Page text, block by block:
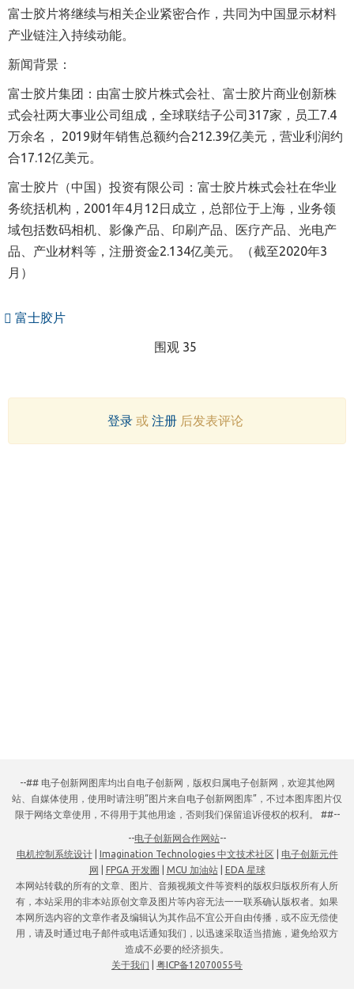
富士胶片将继续与相关企业紧密合作，共同为中国显示材料
产业链注入持续动能。
新闻背景：
富士胶片集团：由富士胶片株式会社、富士胶片商业创新株
式会社两大事业公司组成，全球联结子公司317家，员工7.4
万余名， 2019财年销售总额约合212.39亿美元，营业利润约
合17.12亿美元。
富士胶片（中国）投资有限公司：富士胶片株式会社在华业
务统括机构，2001年4月12日成立，总部位于上海，业务领
域包括数码相机、影像产品、印刷产品、医疗产品、光电产
品、产业材料等，注册资金2.134亿美元。（截至2020年3
月）
富士胶片
围观 35
登录或 注册后发表评论
--## 电子创新网图库均出自电子创新网，版权归属电子创新网，欢迎其他网
站、自媒体使用，使用时请注明“图片来自电子创新网图库”，不过本图库图片仅
限于网络文章使用，不得用于其他用途，否则我们保留追诉侵权的权利。 ##--
--电子创新网合作网站--
电机控制系统设计| Imagination Technologies 中文技术社区
电子创新元件
网
FPGA 开发圈 MCU 加油站| EDA 星球
本网站转载的所有的文章、图片、音频视频文件等资料的版权归版权所有人所
有，本站采用的非本站原创文章及图片等内容无法一一联系确认版权者。如果
本网所选内容的文章作者及编辑认为其作品不宜公开自由传播，或不应无偿使
用，请及时通过电子邮件或电话通知我们，以迅速采取适当措施，避免给双方
造成不必要的经济损失。
关于我们
粤ICP备12070055号